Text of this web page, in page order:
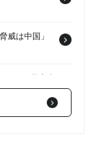
威は中国」
スパイ天国